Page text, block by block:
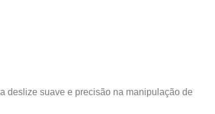
deslize suave e precisão na manipulação de